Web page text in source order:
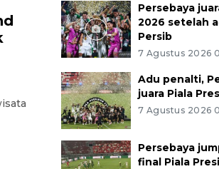
Persebaya
2026 setelah
Persib
7 Agustus 2026
Adu penalti,
juara Piala
7 Agustus 2026
Persebaya
final Piala